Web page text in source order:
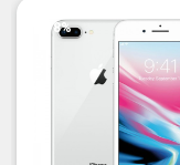
-18%